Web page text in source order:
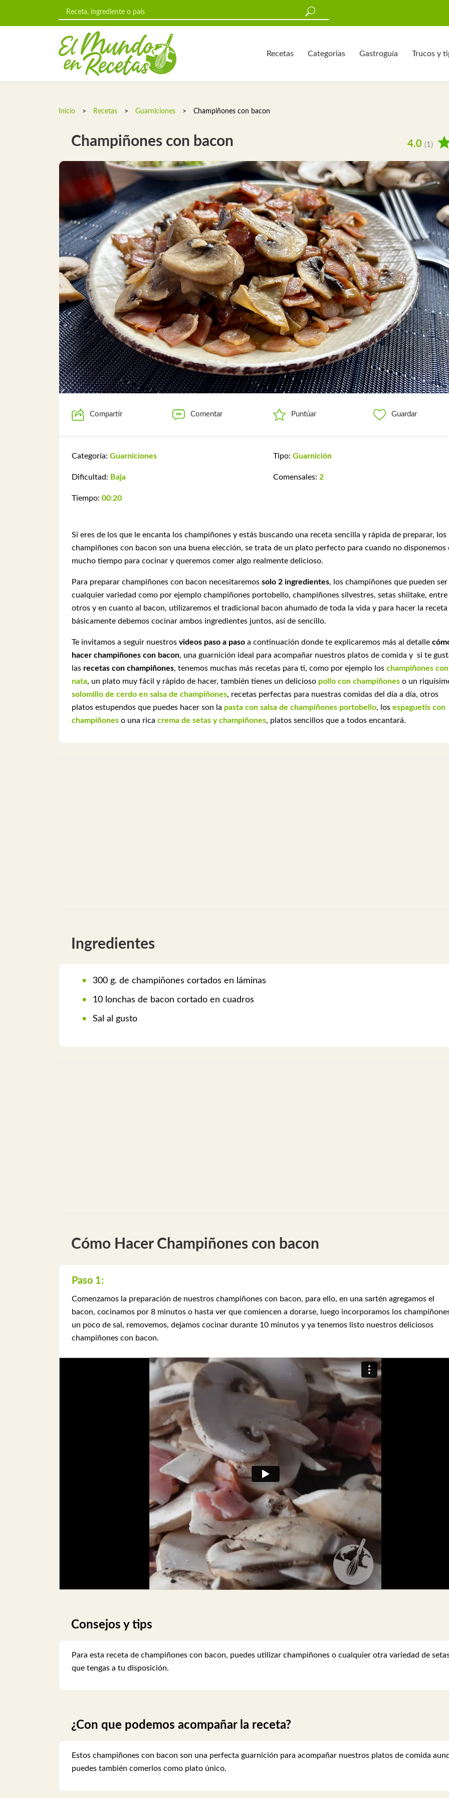
Recetas Categorias Gastroguía Trucos y
Inicio > Recetas > Guarniciones > Champiñones con bacon
Champiñones con bacon 4.0 (1)
Compartir Comentar Puntúar Guardar
Categoría: Guarniciones
Dificultad: Baja
Tiempo: 00:20
Tipo: Guarnición
Comensales: 2
Si eres de los que le encanta los champiñones y estás buscando una receta sencilla y rápida de preparar, los
champiñones con bacon son una buena elección, se trata de un plato perfecto para cuando no disponemos
mucho tiempo para cocinar y queremos comer algo realmente delicioso.
Para preparar champiñones con bacon necesitaremos solo 2 ingredientes, los champiñones que pueden ser
cualquier variedad como por ejemplo champiñones portobello, champiñones silvestres, setas shiitake, entre
otros y en cuanto al bacon, utilizaremos el tradicional bacon ahumado de toda la vida y para hacer la receta
básicamente debemos cocinar ambos ingredientes juntos, así de sencillo.
Te invitamos a seguir nuestros videos paso a paso a continuación donde te explicaremos más al detalle
hacer champiñones con bacon, una guarnición ideal para acompañar nuestros platos de comida y si te
las recetas con champiñones, tenemos muchas más recetas para ti, como por ejemplo los champiñones con
nata, un plato muy fácil y rápido de hacer, también tienes un delicioso pollo con champiñones o un
solomillo de cerdo en salsa de champiñones, recetas perfectas para nuestras comidas del día a día, otros
platos estupendos que puedes hacer son la pasta con salsa de champiñones portobello, los espaguetis con
champiñones o una rica crema de setas y champiñones, platos sencillos que a todos encantará.
Ingredientes
300 g. de champiñones cortados en láminas
10 lonchas de bacon cortado en cuadros
Sal al gusto
Cómo Hacer Champiñones con bacon
Paso 1:
Comenzamos la preparación de nuestros champiñones con bacon, para ello, en una sartén agregamos el
bacon, cocinamos por 8 minutos o hasta ver que comiencen a dorarse, luego incorporamos los
un poco de sal, removemos, dejamos cocinar durante 10 minutos y ya tenemos listo nuestros deliciosos
champiñones con bacon.
Consejos y tips
Para esta receta de champiñones con bacon, puedes utilizar champiñones o cualquier otra variedad de
que tengas a tu disposición.
¿Con que podemos acompañar la receta?
Estos champiñones con bacon son una perfecta guarnición para acompañar nuestros platos de comida
puedes también comerlos como plato único.